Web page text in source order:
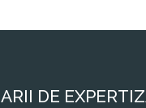
ARII DE